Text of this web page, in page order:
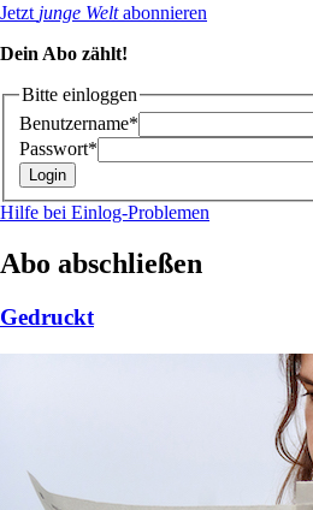
Jetzt junge Weltabonnieren
Dein Abo zählt!
Bitte einloggen
Benutzername*
Passwort*
Hilfe bei Einlog-Problemen
Abo abschließen
Gedruckt